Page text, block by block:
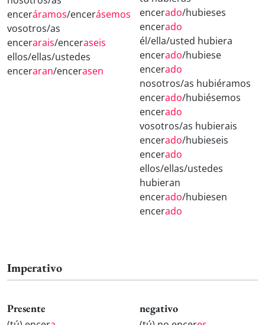
enceráramos/encerásemos
vosotros/as
encerarais/enceraseis
ellos/ellas/ustedes
enceraran/encerasen
encerado/hubieses
encerado
él/ella/usted hubiera
encerado/hubiese
encerado
nosotros/as hubiéramos
encerado/hubiésemos
encerado
vosotros/as hubierais
encerado/hubieseis
encerado
ellos/ellas/ustedes
hubieran
encerado/hubiesen
encerado
Imperativo
Presente negativo